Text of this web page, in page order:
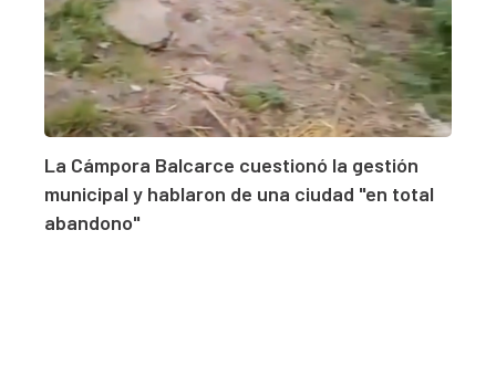
La Cámpora Balcarce cuestionó la gestión
municipal y hablaron de una ciudad "en total
abandono"